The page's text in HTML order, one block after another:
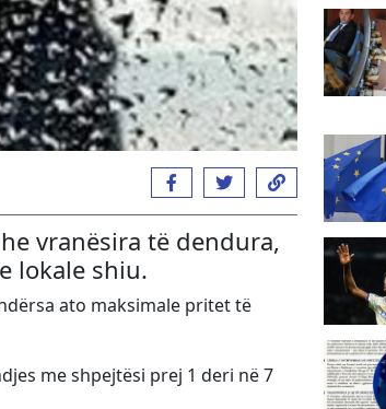
vranësira të dendura,
lokale shiu.
ato maksimale pritet të
me shpejtësi prej 1 deri në 7